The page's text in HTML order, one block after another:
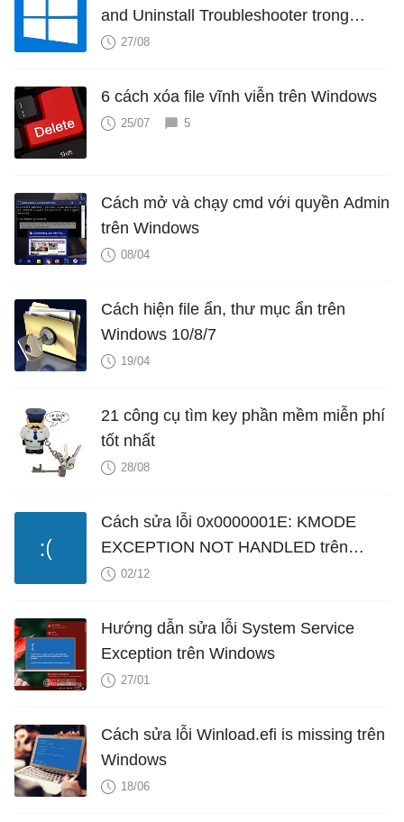
and Uninstall Troubleshooter trong
Windows
27/08
6 cách xóa file vĩnh viễn trên Windows
25/07 5
Cách mở và chạy cmd với quyền Admin
trên Windows
08/04
Cách hiện file ẩn, thư mục ẩn trên
Windows 10/8/7
19/04
21 công cụ tìm key phần mềm miễn phí
tốt nhất
28/08
Cách sửa lỗi 0x0000001E: KMODE
EXCEPTION NOT HANDLED trên
Windows
02/12
Hướng dẫn sửa lỗi System Service
Exception trên Windows
27/01
Cách sửa lỗi Winload.efi is missing trên
Windows
18/06